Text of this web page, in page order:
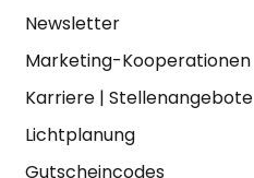
Newsletter
Marketing-Kooperationen
Karriere| Stellenangebote
Lichtplanung
Gutscheincodes